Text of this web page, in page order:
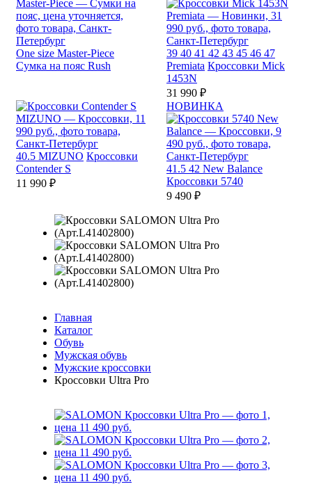
One size Master-Piece
Сумка на пояс Rush
39 40 41 42 43 45 46 47
Premiata Кроссовки Mick
1453N
31 990 ₽
40.5 MIZUNO Кроссовки
Contender S
11 990 ₽
НОВИНКА
41.5 42 New Balance
Кроссовки 5740
9 490 ₽
Главная
Каталог
Обувь
Мужская обувь
Мужские кроссовки
Кроссовки Ultra Pro